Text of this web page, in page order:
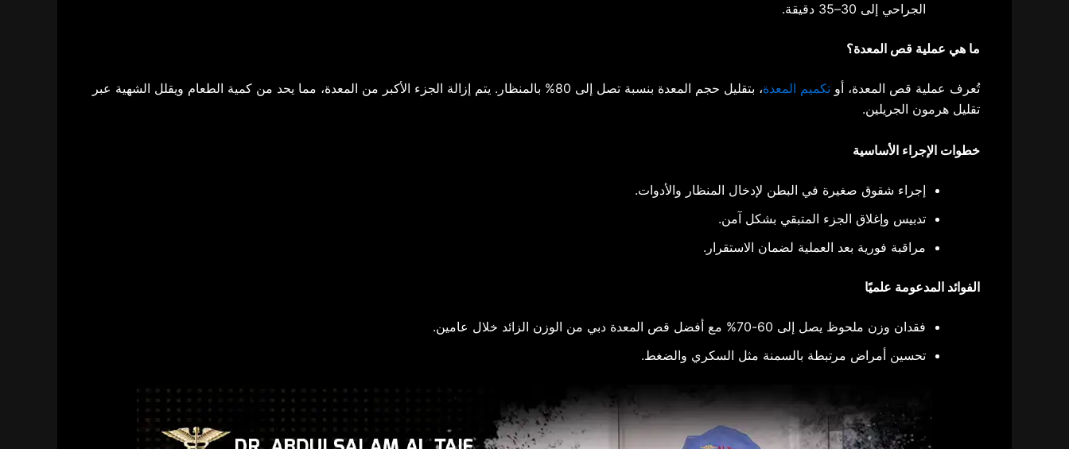
الجراحي إلى 30–35 دقيقة.
ما هي عملية قص المعدة؟
تُعرف عملية قص المعدة، أو تكميم المعدة
، بتقليل حجم المعدة بنسبة تصل إلى 80% بالمنظار. يتم إزالة الجزء الأكبر من المعدة، مما يحد من كمية الطعام ويقلل الشهية عبر
تقليل هرمون الجريلين.​
خطوات الإجراء الأساسية
إجراء شقوق صغيرة في البطن لإدخال المنظار والأدوات.​
تدبيس وإغلاق الجزء المتبقي بشكل آمن.​
مراقبة فورية بعد العملية لضمان الاستقرار.​
الفوائد المدعومة علميًا
فقدان وزن ملحوظ يصل إلى 60-70% مع أفضل قص المعدة دبي من الوزن الزائد خلال عامين.​
تحسين أمراض مرتبطة بالسمنة مثل السكري والضغط.​